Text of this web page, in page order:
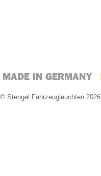
© Stengel Fahrzeugleuchten 2026